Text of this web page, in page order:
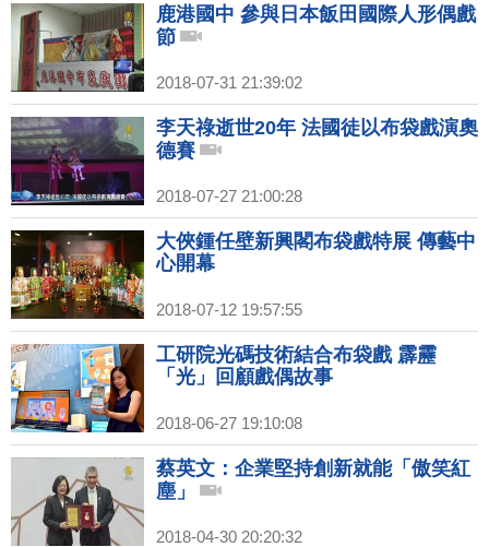
鹿港國中 參與日本飯田國際人形偶戲
節
2018-07-31 21:39:02
李天祿逝世20年 法國徒以布袋戲演奧
德賽
2018-07-27 21:00:28
大俠鍾任壁新興閣布袋戲特展 傳藝中
心開幕
2018-07-12 19:57:55
工研院光碼技術結合布袋戲 霹靂
「光」回顧戲偶故事
2018-06-27 19:10:08
蔡英文：企業堅持創新就能「傲笑紅
塵」
2018-04-30 20:20:32